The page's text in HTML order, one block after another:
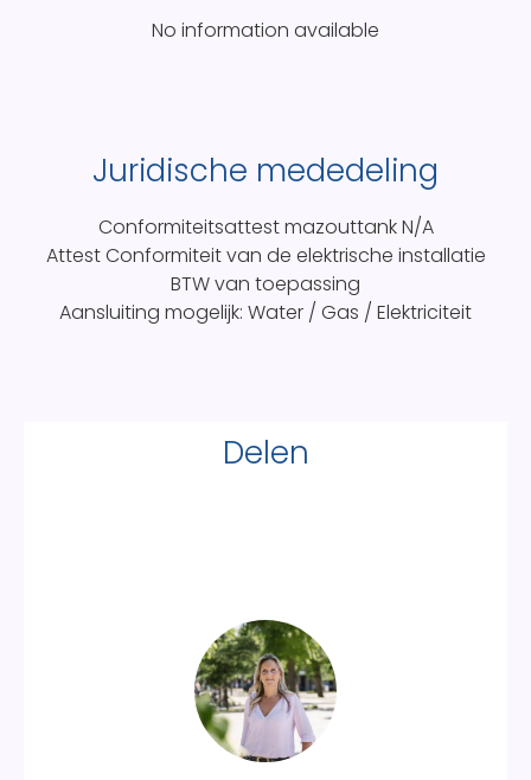
No information available
Juridische mededeling
Conformiteitsattest mazouttankN/A
Attest Conformiteit van de elektrische installatie
BTW van toepassing
Aansluiting mogelijk: Water / Gas / Elektriciteit
Delen